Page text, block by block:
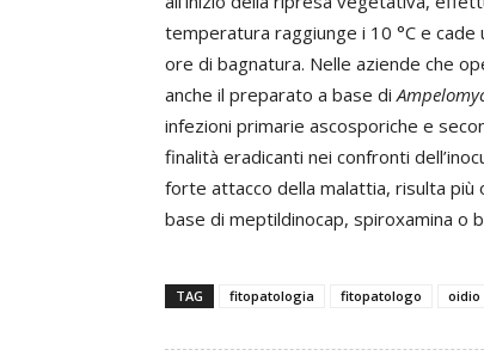
temperatura raggiunge i 10 °C e
ore di bagnatura. Nelle aziende che
anche il preparato a base di
infezioni primarie ascosporiche e
finalità eradicanti nei confronti
forte attacco della malattia, risulta
base di meptildinocap, spiroxamina o
TAG fitopatologia fitopatologo oidio